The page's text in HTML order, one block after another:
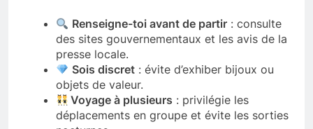
Renseigne-toi avant de partir : consulte
des sites gouvernementaux et les avis de la
presse locale.
Sois discret : évite d’exhiber bijoux ou
objets de valeur.
Voyage à plusieurs : privilégie les
déplacements en groupe et évite les sorties